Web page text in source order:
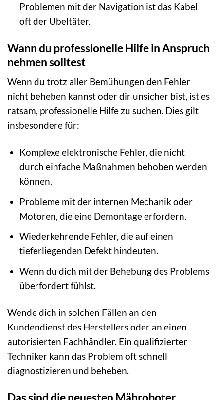
Problemen mit der Navigation ist das Kabel
oft der Übeltäter.
Wann du professionelle Hilfe in Anspruch
nehmen solltest
Wenn du trotz aller Bemühungen den Fehler
nicht beheben kannst oder dir unsicher bist, ist es
ratsam, professionelle Hilfe zu suchen. Dies gilt
insbesondere für:
Komplexe elektronische Fehler, die nicht
durch einfache Maßnahmen behoben werden
können.
Probleme mit der internen Mechanik oder
Motoren, die eine Demontage erfordern.
Wiederkehrende Fehler, die auf einen
tieferliegenden Defekt hindeuten.
Wenn du dich mit der Behebung des Problems
überfordert fühlst.
Wende dich in solchen Fällen an den
Kundendienst des Herstellers oder an einen
autorisierten Fachhändler. Ein qualifizierter
Techniker kann das Problem oft schnell
diagnostizieren und beheben.
Das sind die neuesten Mähroboter